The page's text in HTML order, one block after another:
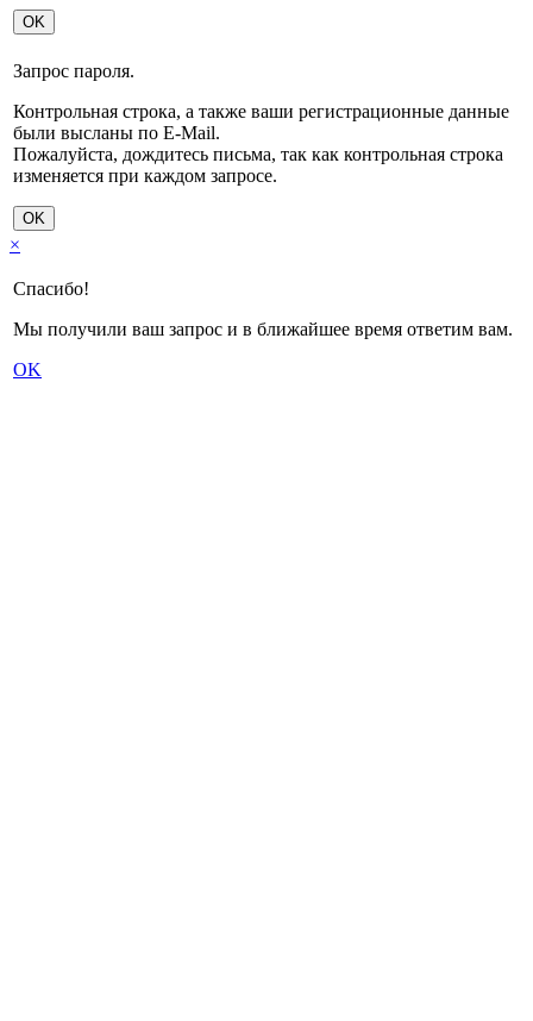
OK
Запрос пароля.
Контрольная строка, а также ваши регистрационные данные
были высланы по E-Mail.
Пожалуйста, дождитесь письма, так как контрольная строка
изменяется при каждом запросе.
OK
×
Спасибо!
Мы получили ваш запрос и в ближайшее время ответим вам.
OK